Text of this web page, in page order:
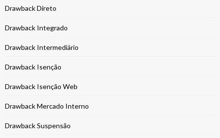
Drawback Direto
Drawback Integrado
Drawback Intermediário
Drawback Isenção
Drawback Isenção Web
Drawback Mercado Interno
Drawback Suspensão